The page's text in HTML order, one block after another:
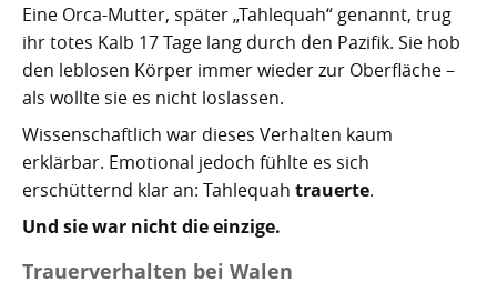
Eine Orca-Mutter, später „Tahlequah“ genannt, trug
ihr totes Kalb 17 Tage lang durch den Pazifik. Sie hob
den leblosen Körper immer wieder zur Oberfläche –
als wollte sie es nicht loslassen.
Wissenschaftlich war dieses Verhalten kaum
erklärbar. Emotional jedoch fühlte es sich
erschütternd klar an: Tahlequah trauerte.
Und sie war nicht die einzige.
Trauerverhalten bei Walen